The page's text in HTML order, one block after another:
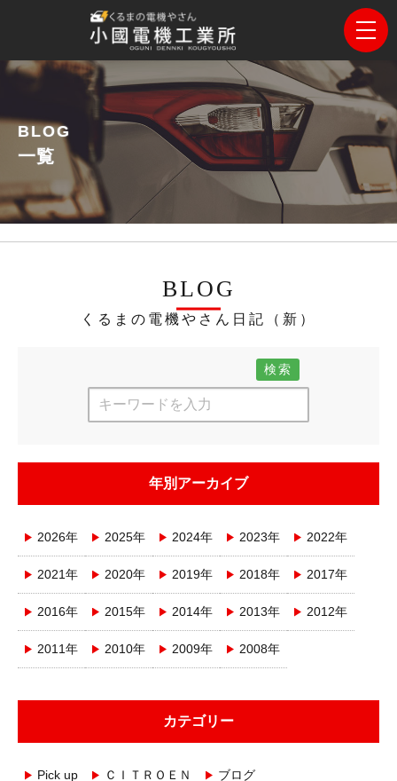
BLOG
一覧
BLOG
くるまの電機やさん日記（新）
検索
年別アーカイブ
2026年 2025年 2024年 2023年 2022年
2021年 2020年 2019年 2018年 2017年
2016年 2015年 2014年 2013年 2012年
2011年 2010年 2009年 2008年
カテゴリー
Pick up ＣＩＴＲＯＥＮ ブログ